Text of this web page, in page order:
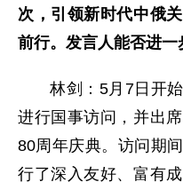
次，引领新时代中俄
前行。发言人能否进一
林剑：5月7日开
进行国事访问，并出
80周年庆典。访问期
行了深入友好、富有